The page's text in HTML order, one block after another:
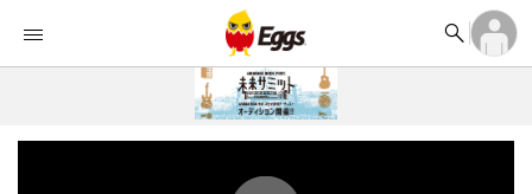


ランキング 
記事 

ログイン
アカウント登録